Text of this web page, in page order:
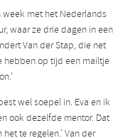
met het Nederlands
waar ze drie dagen in een
Van der Stap, die net
hebben op tijd een mailtje
wel soepel in. Eva en ik
ook dezelfde mentor. Dat
te regelen.’ Van der